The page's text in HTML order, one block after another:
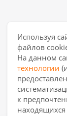
Используя
файлов
На данном
технологии
к